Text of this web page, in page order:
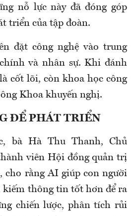
nỗ lực này đã đóng góp
triển của tập đoàn.
đặt công nghệ vào trung
và nhân sự. Khi đánh
cốt lõi, còn khoa học công
Khoa khuyến nghị.
ĐỂ PHÁT TRIỂN
bà Hà Thu Thanh, Chủ
viên Hội đồng quản trị
cho rằng AI giúp con người
thông tin tốt hơn để ra
chiến lược, phân tích rủi